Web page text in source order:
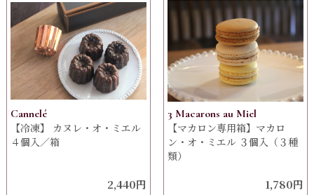
Cannelé
【冷凍】 カヌレ・オ・ミエル
４個入／箱
2,440円
3 Macarons au Miel
【マカロン専用箱】マカロ
ン・オ・ミエル ３個入（３種
類）
1,780円